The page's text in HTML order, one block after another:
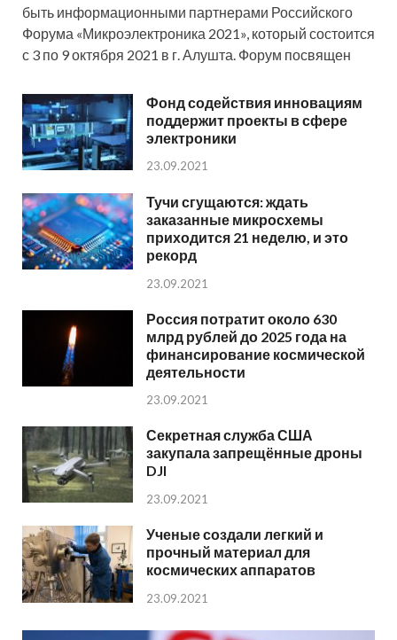
быть информационными партнерами Российского
Форума «Микроэлектроника 2021», который состоится
с 3 по 9 октября 2021 в г. Алушта. Форум посвящен
Фонд содействия инновациям
поддержит проекты в сфере
электроники
23.09.2021
Тучи сгущаются: ждать
заказанные микросхемы
приходится 21 неделю, и это
рекорд
23.09.2021
Россия потратит около 630
млрд рублей до 2025 года на
финансирование космической
деятельности
23.09.2021
Секретная служба США
закупала запрещённые дроны
DJI
23.09.2021
Ученые создали легкий и
прочный материал для
космических аппаратов
23.09.2021